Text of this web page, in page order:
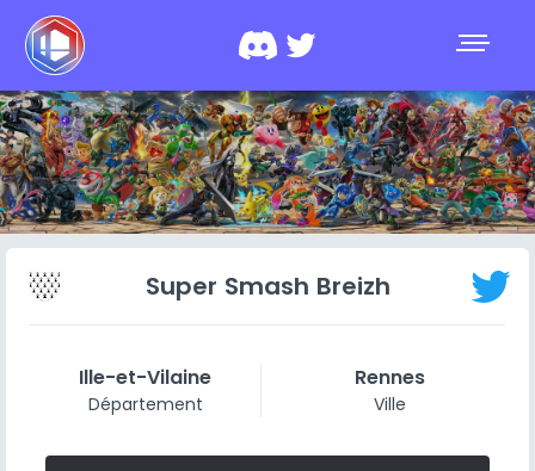
Super Smash Breizh
Ille-et-Vilaine
Département
Rennes
Ville